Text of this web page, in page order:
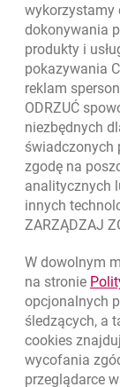
Złóż wniosek
Skontaktuj się ze
O banku
Kursy wymiany
Kursy wymiany
EUR
USD
CHF
GBP
Odpowiedzialny
Regulacje
wykorzystamy
dokonywania
produkty i
pokazywania
reklam
ODRZUĆ
niezbędnych
świadczonych
zgodę na
analitycznych
innych
ZARZĄDZAJ
W dowolnym
na stronie
opcjonalnych
śledzących, a
cookies
wycofania
przeglądarce